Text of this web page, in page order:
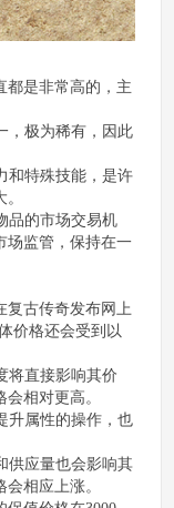
都是非常高的，主
，极为稀有，因此
和特殊技能，是许
品的市场交易机
场监管，保持在一
复古传奇发布网上
价格还会受到以
将直接影响其价
相对更高。
升属性的操作，也
供应量也会影响其
相应上涨。